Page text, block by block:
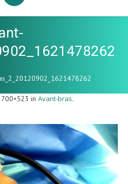
700×523 in Avant-bras.